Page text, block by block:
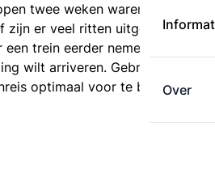
Over
twee weken waren. Is deze
zijn er veel ritten uitgevallen?
trein eerder nemen als je
wilt arriveren. Gebruik de
optimaal voor te bereiden.